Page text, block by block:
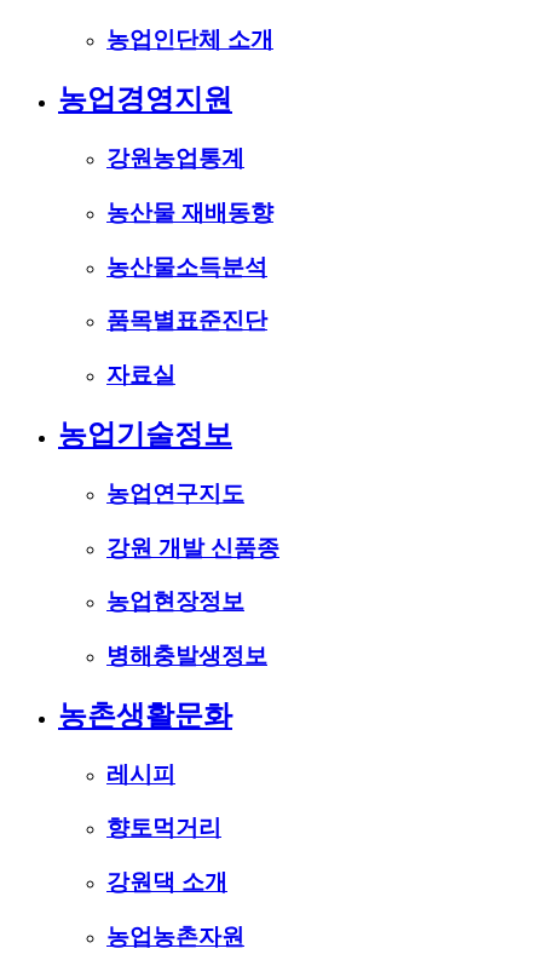
농업인단체 소개
농업경영지원
강원농업통계
농산물 재배동향
농산물소득분석
품목별표준진단
자료실
농업기술정보
농업연구지도
강원 개발 신품종
농업현장정보
병해충발생정보
농촌생활문화
레시피
향토먹거리
강원댁 소개
농업농촌자원